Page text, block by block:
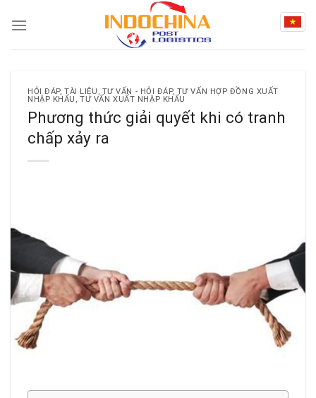
HỎI ĐÁP,TÀI LIỆU , TƯ VẤN - HỎI ĐÁP, TƯ VẤN HỢP ĐỒNG XUẤT
NHẬP KHẨU ,TƯ VẤN XUẤT NHẬP KHẨU
Phương thức giải quyết khi có tranh
chấp xảy ra